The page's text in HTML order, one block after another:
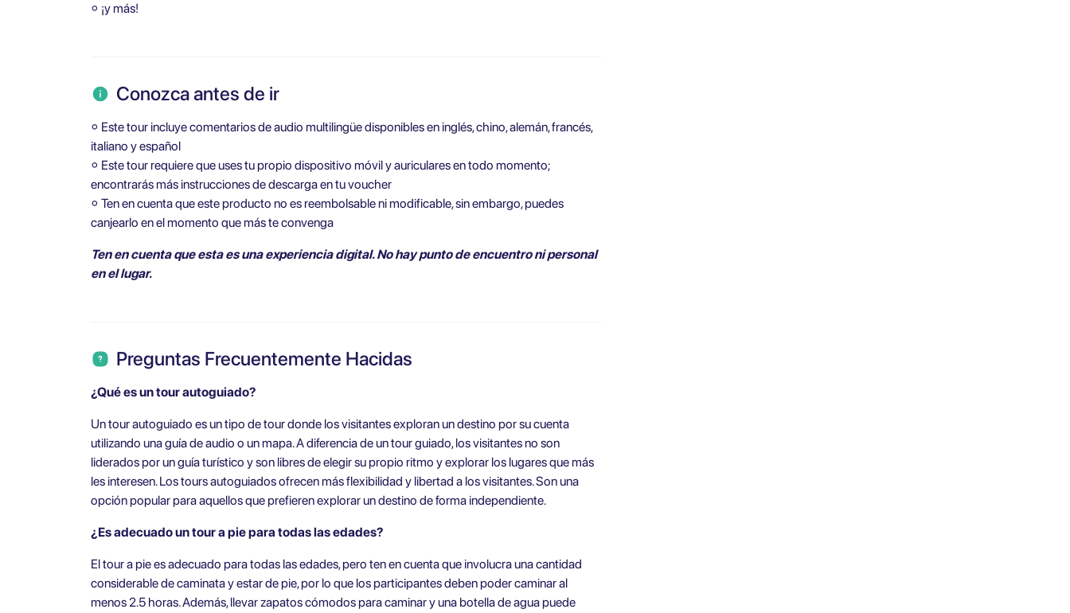
⚬ ¡y más!
Conozca antes de ir
⚬ Este tour incluye comentarios de audio multilingüe disponibles en inglés, chino, alemán, francés,
italiano y español
⚬ Este tour requiere que uses tu propio dispositivo móvil y auriculares en todo momento;
encontrarás más instrucciones de descarga en tu voucher
⚬ Ten en cuenta que este producto no es reembolsable ni modificable, sin embargo, puedes
canjearlo en el momento que más te convenga
Ten en cuenta que esta es una experiencia digital. No hay punto de encuentro ni personal
en el lugar.
Preguntas Frecuentemente Hacidas
¿Qué es un tour autoguiado?
Un tour autoguiado es un tipo de tour donde los visitantes exploran un destino por su cuenta
utilizando una guía de audio o un mapa. A diferencia de un tour guiado, los visitantes no son
liderados por un guía turístico y son libres de elegir su propio ritmo y explorar los lugares que más
les interesen. Los tours autoguiados ofrecen más flexibilidad y libertad a los visitantes. Son una
opción popular para aquellos que prefieren explorar un destino de forma independiente.
¿Es adecuado un tour a pie para todas las edades?
El tour a pie es adecuado para todas las edades, pero ten en cuenta que involucra una cantidad
considerable de caminata y estar de pie, por lo que los participantes deben poder caminar al
menos 2.5 horas. Además, llevar zapatos cómodos para caminar y una botella de agua puede